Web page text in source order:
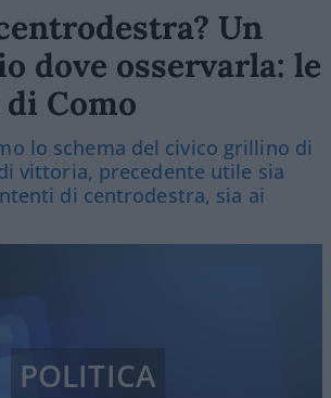
Un
dove osservarla: le
Como
lo schema del civico grillino di
vittoria, precedente utile sia
di centrodestra, sia ai
POLITICA